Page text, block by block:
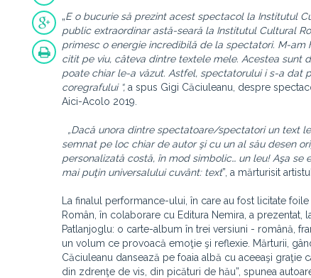
„E o bucurie să prezint acest spectacol la Institutul
public extraordinar astă-seară la Institutul Cultural
primesc o energie incredibilă de la spectatori. M-
citit pe viu, câteva dintre textele mele. Acestea
poate chiar le-a văzut. Astfel, spectatorului i s-a dat
coregrafului “, a spus Gigi Căciuleanu, despre
Aici-Acolo 2019.
„Dacă unora dintre spectatoare/spectatori un text
semnat pe loc chiar de autor şi cu un al său desen
personalizată costă, în mod simbolic… un leu! Aşa
mai puţin universalului cuvânt: text”, a mărturisit artistul.
La finalul performance-ului, în care au fost licitate
Român, în colaborare cu Editura Nemira, a prezentat,
Patlanjoglu: o carte-album în trei versiuni - română,
un volum ce provoacă emoţie şi reflexie. Mărturii,
Căciuleanu dansează pe foaia albă cu aceeaşi
din zdrenţe de vis, din picături de hău”, spunea